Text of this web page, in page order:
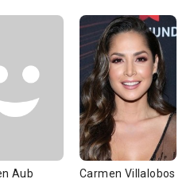
Aub Carmen Villalobos